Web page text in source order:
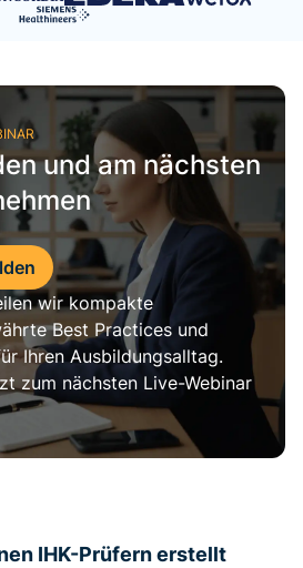
und am nächsten
wir kompakte
Best Practices und
Ihren Ausbildungsalltag.
zum nächsten Live-Webinar
IHK-Prüfernerstellt